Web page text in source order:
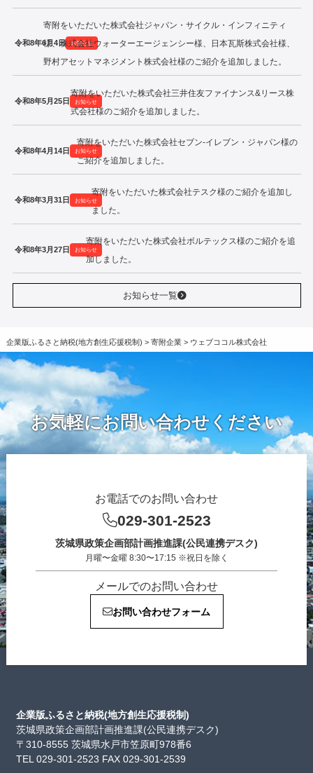
令和8年6月4日 お知らせ
寄附をいただいた株式会社ジャパン・サイクル・インフィニティ
様、株式会社ウォーターエージェンシー様、日本瓦斯株式会社様、
野村アセットマネジメント株式会社様のご紹介を追加しました。
令和8年5月25日 お知らせ
寄附をいただいた株式会社三井住友ファイナンス&リース株
式会社様のご紹介を追加しました。
令和8年4月14日 お知らせ
寄附をいただいた株式会社セブン‐イレブン・ジャパン様の
ご紹介を追加しました。
令和8年3月31日 お知らせ
寄附をいただいた株式会社テスク様のご紹介を追加し
ました。
令和8年3月27日 お知らせ
寄附をいただいた株式会社ボルテックス様のご紹介を追
加しました。
お知らせ一覧
企業版ふるさと納税(地方創生応援税制) > 寄附企業> ウェブココル株式会社
お気軽にお問い合わせください
お電話でのお問い合わせ
029-301-2523
茨城県政策企画部計画推進課(公民連携デスク)
月曜〜金曜 8:30〜17:15 ※祝日を除く
メールでのお問い合わせ
お問い合わせフォーム
企業版ふるさと納税(地方創生応援税制)
茨城県政策企画部計画推進課(公民連携デスク)
〒310-8555 茨城県水戸市笠原町978番6
TEL 029-301-2523 FAX 029-301-2539